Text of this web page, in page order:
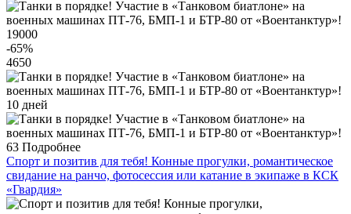
19000
-65%
4650
10 дней
63 Подробнее
Спорт и позитив для тебя! Конные прогулки, романтическое
свидание на ранчо, фотосессия или катание в экипаже в КСК
«Гвардия»